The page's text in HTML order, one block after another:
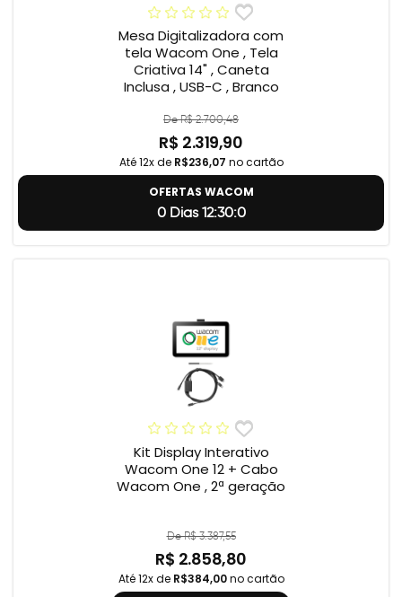
Mesa Digitalizadora com
tela Wacom One , Tela
Criativa 14" , Caneta
Inclusa , USB-C , Branco
De R$ 2.700,48
R$ 2.319,90
Até 12x de R$236,07 no cartão
OFERTAS WACOM
0 Dias 12:29:59
Kit Display Interativo
Wacom One 12 + Cabo
Wacom One , 2ª geração
De R$ 3.387,55
R$ 2.858,80
Até 12x de R$384,00no cartão